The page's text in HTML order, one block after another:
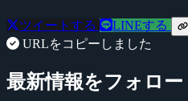
ツイートする LINEする
URLをコピーしました
最新情報をフォロー